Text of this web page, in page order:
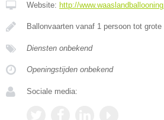
Website: http://
Ballonvaarten vanaf 1 persoon tot
Diensten onbekend
Openingstijden onbekend
Sociale media: